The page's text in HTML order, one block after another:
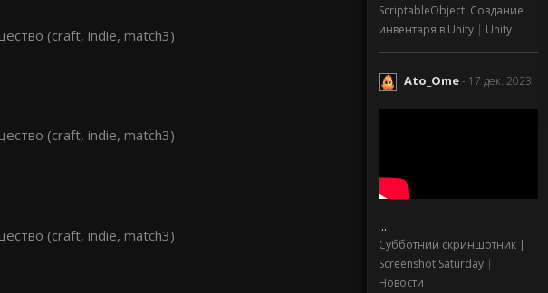
ScriptableObject: Создание
инвентаря в Unity | Unity
Ato_Ome- 17 дек. 2023
...
Субботний скриншотник |
Screenshot Saturday |
Новости